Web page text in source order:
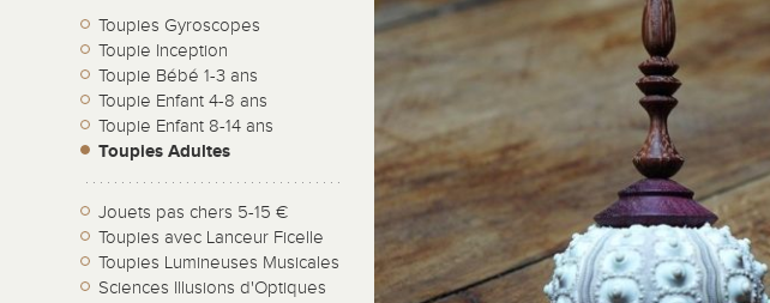
Toupies Gyroscopes
Toupie Inception
Toupie Bébé 1-3 ans
Toupie Enfant 4-8 ans
Toupie Enfant 8-14 ans
Toupies Adultes
Jouets pas chers 5-15 €
Toupies avec Lanceur Ficelle
Toupies Lumineuses Musicales
Sciences Illusions d'Optiques